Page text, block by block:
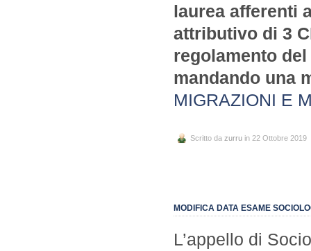
laurea afferenti
attributivo di 3
regolamento
mandando una
MIGRAZIONI E
Scritto da zurru in 22 Ottobre 2019
MODIFICA DATA ESAME
L’appello di